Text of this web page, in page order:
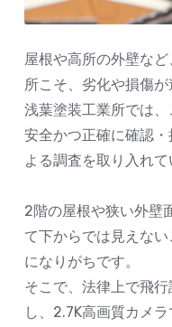
屋根や高所の外壁な
所こそ、劣化や損傷が
浅葉塗装工業所では
安全かつ正確に確認
よる調査を取り入れて
2階の屋根や狭い外壁
て下からでは見えな
になりがちです。
そこで、法律上で飛
し、2.7K高画質カメラ